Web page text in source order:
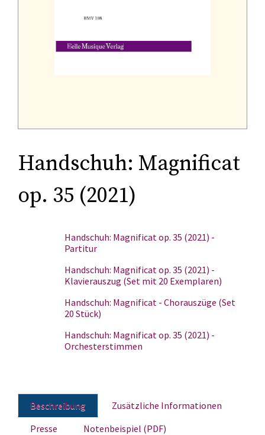
Handschuh: Magnificat
op. 35 (2021)
Handschuh: Magnificat op. 35 (2021) -
Partitur
Handschuh: Magnificat op. 35 (2021) -
Klavierauszug (Set mit 20 Exemplaren)
Handschuh: Magnificat - Chorauszüge (Set
20 Stück)
Handschuh: Magnificat op. 35 (2021) -
Orchesterstimmen
Beschreibung
Zusätzliche Informationen
Presse
Notenbeispiel (PDF)